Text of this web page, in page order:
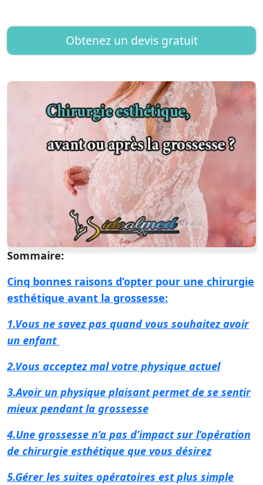
Obtenez un devis gratuit
Sommaire:
Cinq bonnes raisons d’opter pour une chirurgie
esthétique avant la grossesse:
1.Vous ne savez pas quand vous souhaitez avoir
un enfant
2.Vous acceptez mal votre physique actuel
3.Avoir un physique plaisant permet de se sentir
mieux pendant la grossesse
4.Une grossesse n’a pas d’impact sur l’opération
de chirurgie esthétique que vous désirez
5.Gérer les suites opératoires est plus simple